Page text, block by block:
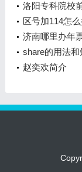
洛阳专科院校
区号加114怎
站？）
济南哪里办年
share的用法和
赵奕欢简介